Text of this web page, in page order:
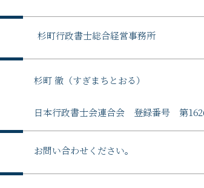
杉町行政書士総合経営事務所
杉町 徹（すぎまちとおる）
日本行政書士会連合会 登録番号 第
お問い合わせください。